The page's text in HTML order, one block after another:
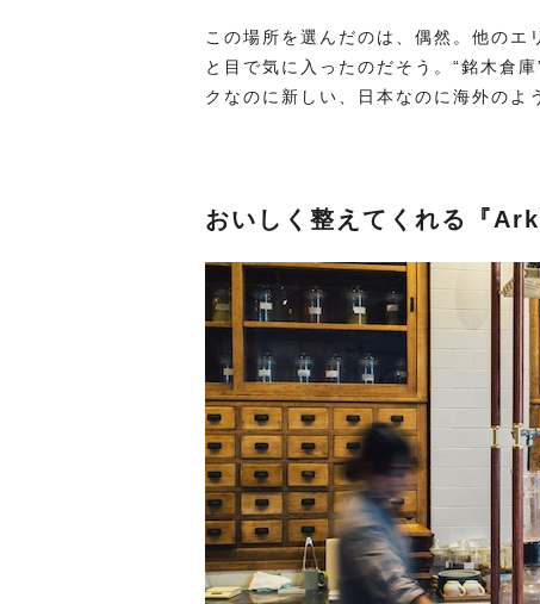
この場所を選んだのは、偶然。他のエ
と目で気に入ったのだそう。“銘木倉
クなのに新しい、日本なのに海外のよ
おいしく整えてくれる『